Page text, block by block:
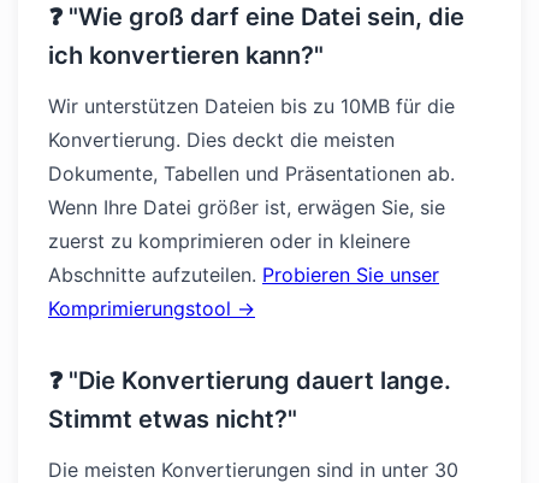
❓ "Wie groß darf eine Datei sein, die
ich konvertieren kann?"
Wir unterstützen Dateien bis zu 10MB für die
Konvertierung. Dies deckt die meisten
Dokumente, Tabellen und Präsentationen ab.
Wenn Ihre Datei größer ist, erwägen Sie, sie
zuerst zu komprimieren oder in kleinere
Abschnitte aufzuteilen. Probieren Sie unser
Komprimierungstool →
❓ "Die Konvertierung dauert lange.
Stimmt etwas nicht?"
Die meisten Konvertierungen sind in unter 30